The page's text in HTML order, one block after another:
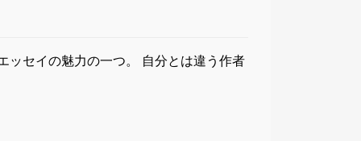
ッセイの魅力の一つ。 自分とは違う作者